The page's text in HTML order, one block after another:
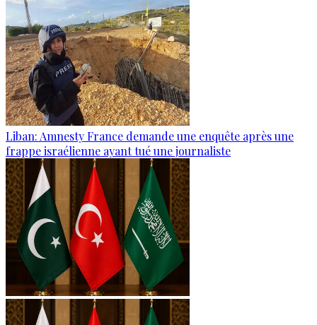
Liban: Amnesty France demande une enquête après une
frappe israélienne ayant tué une journaliste